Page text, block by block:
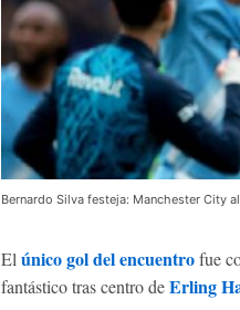
Bernardo Silva festeja: Manchester City
Elúnico gol del encuentrofue
fantástico tras centro deErling